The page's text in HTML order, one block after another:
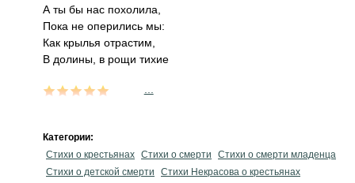
А ты бы нас похолила,
Пока не оперились мы:
Как крылья отрастим,
В долины, в рощи тихие
Категории:
Стихи о крестьянах Стихи о смерти
Стихи о смерти младенца
Стихи о детской смерти
Стихи Некрасова о крестьянах